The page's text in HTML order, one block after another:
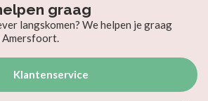
graag
langskomen? We helpen je graag
Amersfoort.
Klantenservice